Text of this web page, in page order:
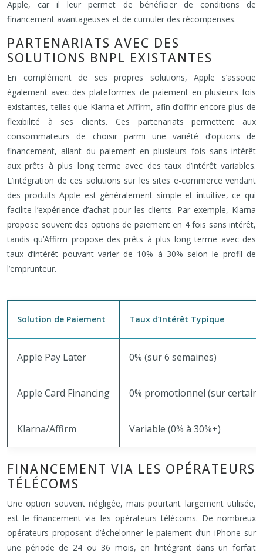
Apple, car il leur permet de bénéficier de conditions de
financement avantageuses et de cumuler des récompenses.
PARTENARIATS AVEC DES
SOLUTIONS BNPL EXISTANTES
En complément de ses propres solutions, Apple s’associe
également avec des plateformes de paiement en plusieurs fois
existantes, telles que Klarna et Affirm, afin d’offrir encore plus de
flexibilité à ses clients. Ces partenariats permettent aux
consommateurs de choisir parmi une variété d’options de
financement, allant du paiement en plusieurs fois sans intérêt
aux prêts à plus long terme avec des taux d’intérêt variables.
L’intégration de ces solutions sur les sites e-commerce vendant
des produits Apple est généralement simple et intuitive, ce qui
facilite l’expérience d’achat pour les clients. Par exemple, Klarna
propose souvent des options de paiement en 4 fois sans intérêt,
tandis qu’Affirm propose des prêts à plus long terme avec des
taux d’intérêt pouvant varier de 10% à 30% selon le profil de
l’emprunteur.
Solution de Paiement Taux d’Intérêt Typique
Apple Pay Later 0% (sur 6 semaines)
Apple Card Financing 0% promotionnel (sur
Klarna/Affirm Variable (0% à 30%+)
FINANCEMENT VIA LES OPÉRATEURS
TÉLÉCOMS
Une option souvent négligée, mais pourtant largement utilisée,
est le financement via les opérateurs télécoms. De nombreux
opérateurs proposent d’échelonner le paiement d’un iPhone sur
une période de 24 ou 36 mois, en l’intégrant dans un forfait